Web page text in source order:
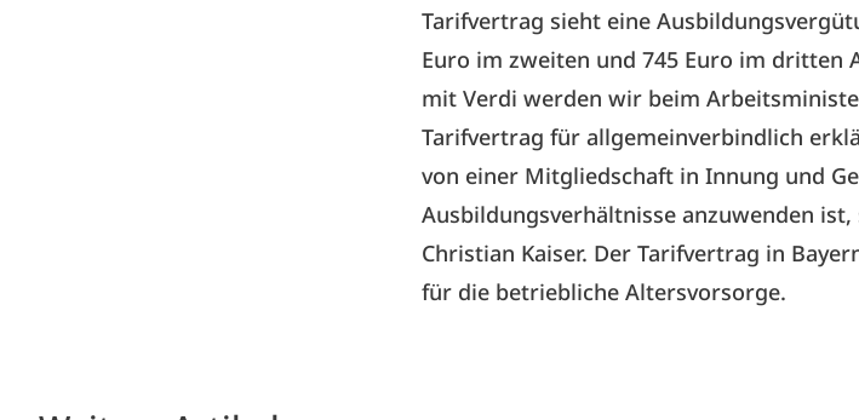
Tarifvertrag sieht eine
Euro im zweiten und 745 Euro im dritten
mit Verdi werden wir beim
Tarifvertrag für allgemeinverbindlich
von einer Mitgliedschaft in Innung und
Ausbildungsverhältnisse anzuwenden
Christian Kaiser. Der Tarifvertrag in
für die betriebliche Altersvorsorge.